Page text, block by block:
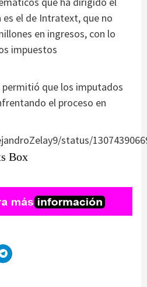
el de Intratext, que no
en ingresos, con lo
impuestos
permitió que los imputados
el proceso en
status/
Box